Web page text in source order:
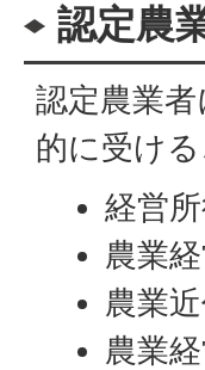
認定農
認定農業
的に受け
経営
農業
農業
農業